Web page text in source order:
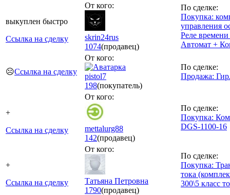
выкуплен быстро
Ссылка на сделку
От кого:
skrin24rus
1074(продавец)
По сделке:
Покупка:
управления
Реле
Автомат +
☹️Ссылка на сделку
От кого:
pistol7
198(покупатель)
По сделке:
Продажа:
+
Ссылка на сделку
От кого:
mettalurg88
142(продавец)
По сделке:
Покупка:
DGS-1100-16
+
Ссылка на сделку
От кого:
Татьяна Петровна
1790(продавец)
По сделке:
Покупка:
тока
300\5 класс